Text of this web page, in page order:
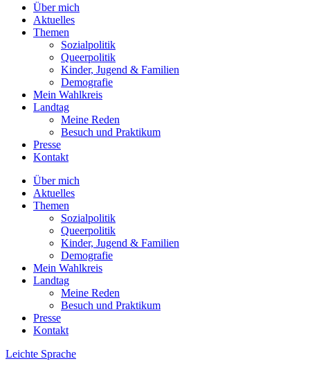
Über mich
Aktuelles
Themen
Sozialpolitik
Queerpolitik
Kinder, Jugend & Familien
Demografie
Mein Wahlkreis
Landtag
Meine Reden
Besuch und Praktikum
Presse
Kontakt
Über mich
Aktuelles
Themen
Sozialpolitik
Queerpolitik
Kinder, Jugend & Familien
Demografie
Mein Wahlkreis
Landtag
Meine Reden
Besuch und Praktikum
Presse
Kontakt
Leichte Sprache